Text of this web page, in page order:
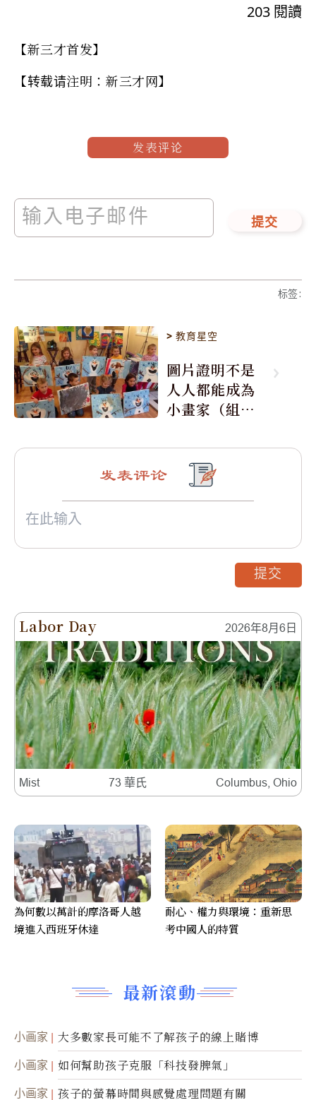
203 閱讀
【新三才首发】
【转载请注明：新三才网】
发表评论
提交
标签:
>教育星空
圖片證明不是
人人都能成為
小畫家（組
Labor Day 2026年8月6日
Mist 73 華氏 Columbus, Ohio
最新滾動
小画家 大多數家長可能不了解孩子的線上賭博
小画家 如何幫助孩子克服「科技發脾氣」
小画家 孩子的螢幕時間與感覺處理問題有關
发表评论
提交
為何數以萬計的摩洛哥人越
境進入西班牙休達
耐心、權力與環境：重新思
考中國人的特質